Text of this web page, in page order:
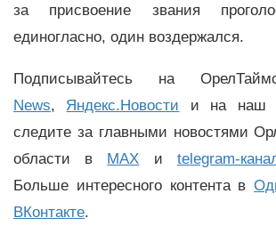
за присвоение звания
единогласно, один воздержался.
Подписывайтесь на
News, Яндекс.Новости и на наш
следите за главными новостями
области в MAX и telegram-
Больше интересного контента в
ВКонтакте.